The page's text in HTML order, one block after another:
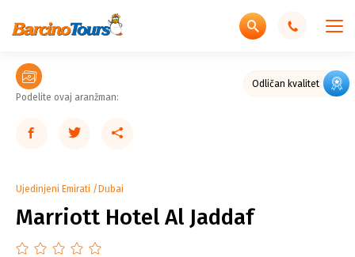
Odličan kvalitet
Podelite ovaj aranžman:
Ujedinjeni Emirati Dubai
Marriott Hotel Al Jaddaf